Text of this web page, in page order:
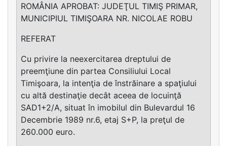
ROMÂNIA APROBAT: JUDEŢUL TIMIŞ PRIMAR,
MUNICIPIUL TIMIŞOARA NR. NICOLAE ROBU
REFERAT
Cu privire la neexercitarea dreptului de
preemţiune din partea Consiliului Local
Timişoara, la intenţia de înstrăinare a spaţiului
cu altă destinaţie decât aceea de locuinţă
SAD1+2/A, situat în imobilul din Bulevardul 16
Decembrie 1989 nr.6, etaj S+P, la preţul de
260.000 euro.